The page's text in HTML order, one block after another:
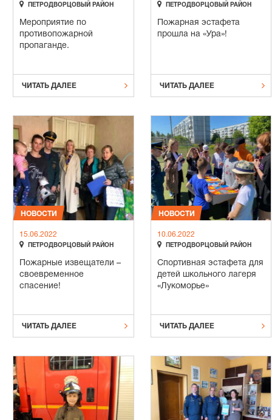
 ПЕТРОДВОРЦОВЫЙ РАЙОН
Мероприятие по
противопожарной
пропаганде.
ЧИТАТЬ ДАЛЕЕ 
 ПЕТРОДВОРЦОВЫЙ РАЙОН
Пожарная эстафета
прошла на «Ура»!
ЧИТАТЬ ДАЛЕЕ 
НОВОСТИ
15.06.2022
 ПЕТРОДВОРЦОВЫЙ РАЙОН
Пожарные извещатели –
своевременное
спасение!
ЧИТАТЬ ДАЛЕЕ 
НОВОСТИ
10.06.2022
 ПЕТРОДВОРЦОВЫЙ РАЙОН
Спортивная эстафета для
детей школьного лагеря
«Лукоморье»
ЧИТАТЬ ДАЛЕЕ 